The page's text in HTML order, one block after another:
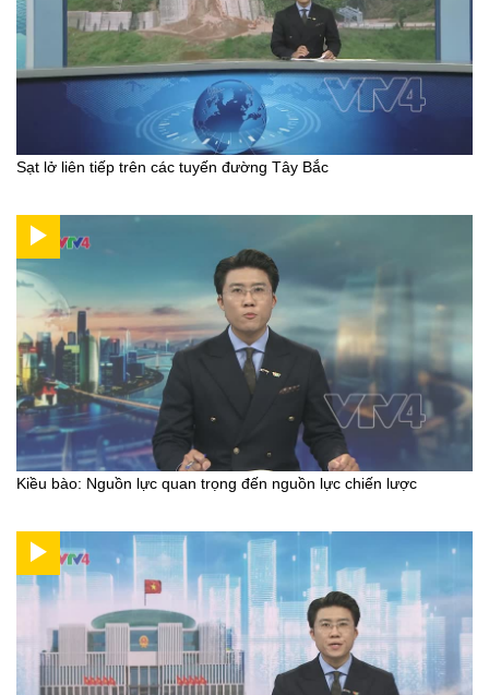
Sạt lở liên tiếp trên các tuyến đường Tây Bắc
Kiều bào: Nguồn lực quan trọng đến nguồn lực chiến lược